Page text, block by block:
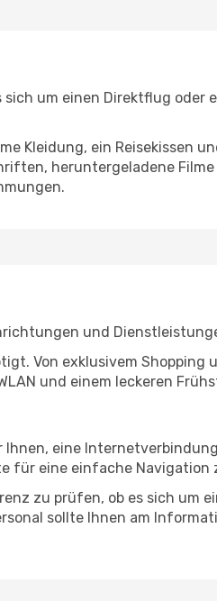
um einen Direktflug oder
Kleidung, ein Reisekissen
heruntergeladene Filme
und
Von exklusivem Shopping
und einem leckeren
Ihnen, eine
für eine einfache Navigation
zu prüfen, ob es sich um
sollte Ihnen am